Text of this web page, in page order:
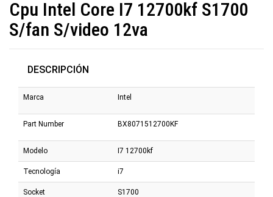
Cpu Intel Core I7 12700kf S1700
S/fan S/video 12va
DESCRIPCIÓN
Marca Intel
Part Number BX8071512700KF
Modelo I7 12700kf
Tecnología i7
Socket S1700